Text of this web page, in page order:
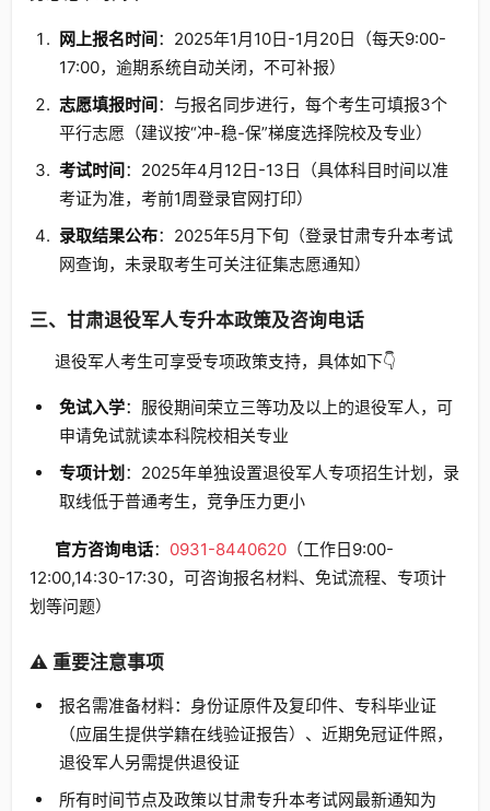
网上报名时间：2025年1月10日-1月20日（每天9:00-
17:00，逾期系统自动关闭，不可补报）
志愿填报时间：与报名同步进行，每个考生可填报3个
平行志愿（建议按“冲-稳-保”梯度选择院校及专业）
考试时间：2025年4月12日-13日（具体科目时间以准
考证为准，考前1周登录官网打印）
录取结果公布：2025年5月下旬（登录甘肃专升本考试
网查询，未录取考生可关注征集志愿通知）
三、甘肃退役军人专升本政策及咨询电话
退役军人考生可享受专项政策支持，具体如下👇
免试入学：服役期间荣立三等功及以上的退役军人，可
申请免试就读本科院校相关专业
专项计划 ：2025年单独设置退役军人专项招生计划，录
取线低于普通考生，竞争压力更小
官方咨询电话： 0931-8440620（工作日9:00-
12:00,14:30-17:30，可咨询报名材料、免试流程、专项计
划等问题）
⚠️ 重要注意事项
报名需准备材料：身份证原件及复印件、专科毕业证
（应届生提供学籍在线验证报告）、近期免冠证件照，
退役军人另需提供退役证
所有时间节点及政策以甘肃专升本考试网最新通知为